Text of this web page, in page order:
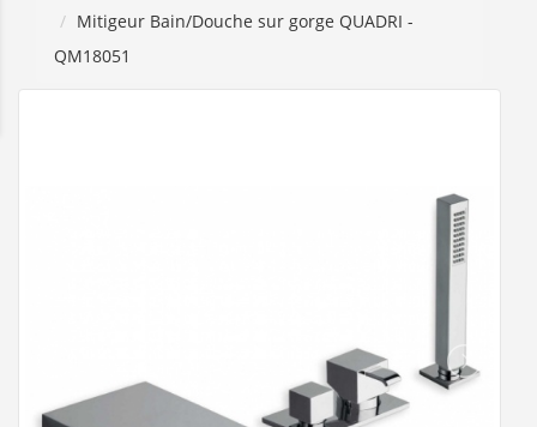
Mitigeur Bain/Douche sur gorge QUADRI -
QM18051